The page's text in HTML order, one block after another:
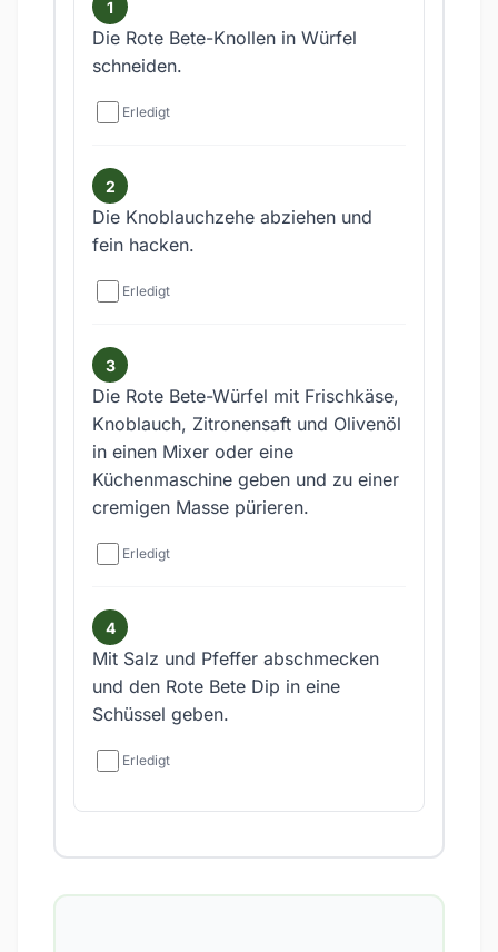
Die Rote Bete-Knollen in Würfel
schneiden.
Erledigt
Die Knoblauchzehe abziehen und
fein hacken.
Erledigt
Die Rote Bete-Würfel mit Frischkäse,
Knoblauch, Zitronensaft und Olivenöl
in einen Mixer oder eine
Küchenmaschine geben und zu einer
cremigen Masse pürieren.
Erledigt
Mit Salz und Pfeffer abschmecken
und den Rote Bete Dip in eine
Schüssel geben.
Erledigt